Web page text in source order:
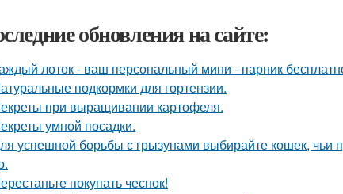
обновления на сайте:
лоток - ваш персональный мини - парник
подкормки для гортензии.
при выращивании картофеля.
умной посадки.
успешной борьбы с грызунами выбирайте кошек, чьи
покупать чеснок!